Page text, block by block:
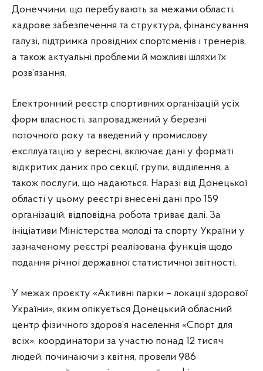
Донеччини, що перебувають за межами області,
кадрове забезпечення та структура, фінансування
галузі, підтримка провідних спортсменів і тренерів,
а також актуальні проблеми й можливі шляхи їх
розв’язання.
Електронний реєстр спортивних організацій усіх
форм власності, запроваджений у березні
поточного року та введений у промислову
експлуатацію у вересні, включає дані у форматі
відкритих даних про секції, групи, відділення, а
також послуги, що надаються. Наразі від Донецької
області у цьому реєстрі внесені дані про 159
організацій, відповідна робота триває далі. За
ініціативи Міністерства молоді та спорту України у
зазначеному реєстрі реалізована функція щодо
подання річної державної статистичної звітності.
У межах проєкту «Активні парки – локації здорової
України», яким опікується Донецький обласний
центр фізичного здоров’я населення «Спорт для
всіх», координатори за участю понад 12 тисяч
людей, починаючи з квітня, провели 986